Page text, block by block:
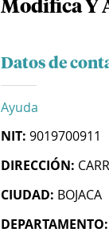
Modifica Y
Datos de
Ayuda
NIT: 9019700911
DIRECCIÓN:
CIUDAD: BOJACA
DEPARTAMENTO: